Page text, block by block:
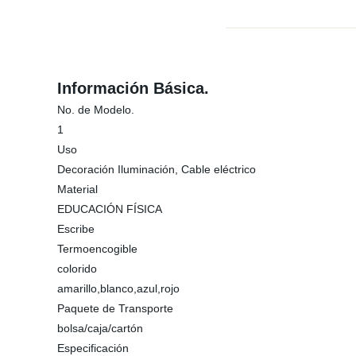
Información Básica.
No. de Modelo.
1
Uso
Decoración Iluminación, Cable eléctrico
Material
EDUCACIÓN FÍSICA
Escribe
Termoencogible
colorido
amarillo,blanco,azul,rojo
Paquete de Transporte
bolsa/caja/cartón
Especificación